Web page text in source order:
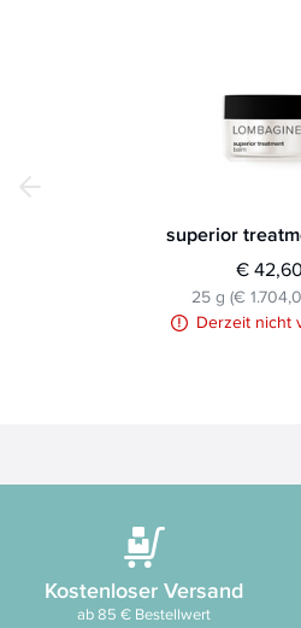
superior
€ 42,60
25 g (€
Derzeit nicht
Kostenloser Versand
ab 85 € Bestellwert